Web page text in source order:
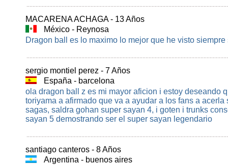
MACARENA ACHAGA - 13 Años
México - Reynosa
Dragon ball es lo maximo lo mejor que he visto siempre
sergio montiel perez - 7 Años
España - barcelona
ola dragon ball z es mi mayor aficion i estoy deseando
toriyama a afirmado que va a ayudar a los fans a
sagas, saldra gohan super sayan 4, i goten i trunks
sayan 5 demostrando ser el super sayan legendario
santiago canteros - 8 Años
Argentina - buenos aires